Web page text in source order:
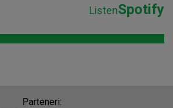
ListenSpotify
Parteneri: